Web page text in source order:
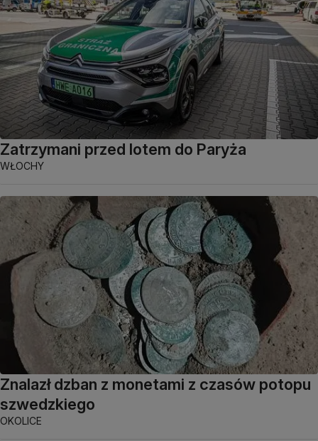
Zatrzymani przed lotem do Paryża
WŁOCHY
Znalazł dzban z monetami z czasów potopu
szwedzkiego
OKOLICE